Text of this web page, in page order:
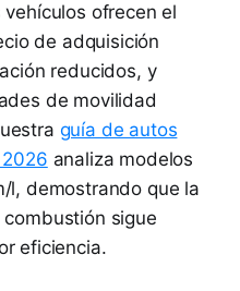
ofrecen el
de adquisición
reducidos, y
de movilidad
guía de autos
analiza modelos
l, demostrando que la
sigue
eficiencia.